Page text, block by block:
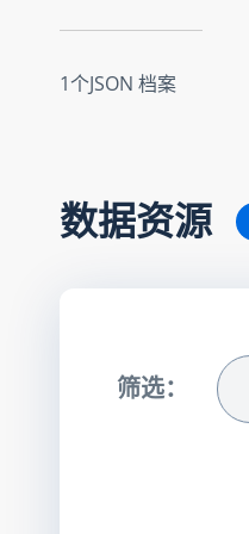
1个JSON 档案
数据资源
筛选：